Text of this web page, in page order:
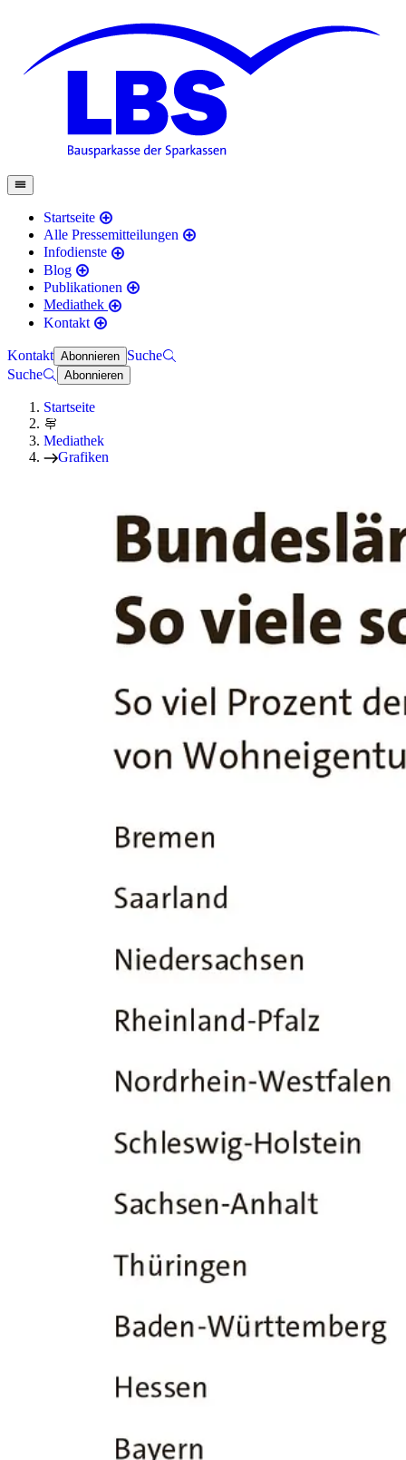
Startseite
Alle Pressemitteilungen
Infodienste
Blog
Publikationen
Mediathek
Kontakt
Kontakt Abonnieren Suche
Suche
Abonnieren
Startseite
Mediathek
Grafiken